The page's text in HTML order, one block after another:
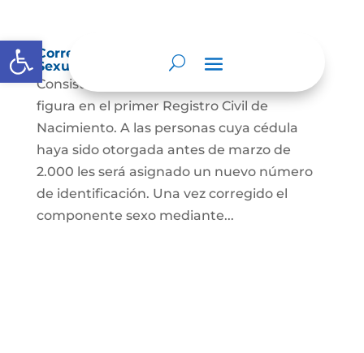
Abrir barra de herramientas
Corrección Componente de Identidad
Sexual en el Registro Civil de Nacimiento
Consiste en el cambio legal del sexo que
figura en el primer Registro Civil de
Nacimiento. A las personas cuya cédula
haya sido otorgada antes de marzo de
2.000 les será asignado un nuevo número
de identificación. Una vez corregido el
componente sexo mediante...